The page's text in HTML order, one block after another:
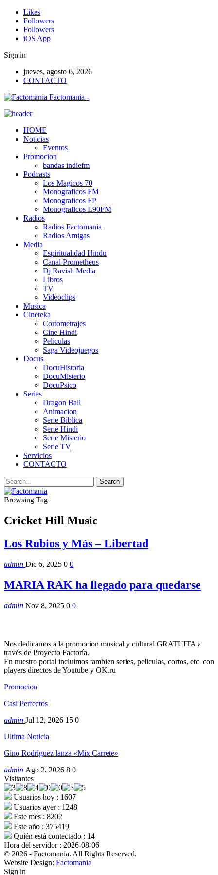
Likes
Followers
Followers
iOS App
Sign in
jueves, agosto 6, 2026
CONTACTO
Factomania -
HOME
Noticias
Eventos
Promocion
bandas indiefm
Podcasts
Los Magicos 70
Monograficos FM
Monograficos FP
Monograficos L90FM
Radios
Radios Factomania
Radios Amigas
Media
Espiritualidad Hindu
Canal Prometheus
Dj Ravish Media
Libros
TV
Videoclips
Musica
Cineteka
Cortometrajes
Cine Hindi
Peliculas
Saga Videojuegos
Docus
DocuHistoria
DocuMisterio
DocuPsico
Series
Dragon Ball
Animacion
Serie Biblica
Serie Hindi
Serie Misterio
Serie TV
Servicios
CONTACTO
Browsing Tag
Cricket Hill Music
Los Rubios y Más – Libertad
admin Dic 6, 2025 0 0
MARIA RAK ha llegado para quedarse
admin Nov 8, 2025 0 0
Nos dedicamos a la promocion musical y cultural GRATUITA a
través de Proyecto Factoría.
En nuestro portal incluimos tambien series, peliculas, cortos, etc. con
players directos de Youtube y OK.ru
Promocion
Casi Perfectos
admin Jul 12, 2026 15 0
Ultima Noticia
Gino Rodríguez lanza «Mix Carrete»
admin Ago 2, 2026 8 0
Visitantes
Usuarios hoy : 1607
Usuarios ayer : 1248
Este mes : 8202
Este año : 375419
Quién está contectado : 14
Hora del servidor : 2026-08-06
© 2026 - Factomania. All Rights Reserved.
Website Design: Factomania
Sign in